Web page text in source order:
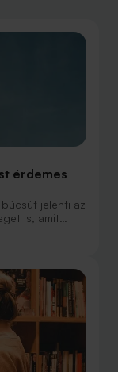
érdemes
jelenti az
is, amit
a